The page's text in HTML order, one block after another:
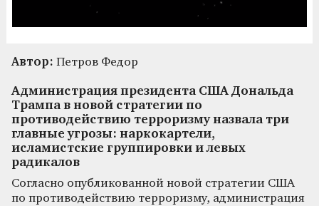
Автор: Петров Федор
Администрация президента США Дональда
Трампа в новой стратегии по
противодействию терроризму назвала три
главные угрозы: наркокартели,
исламистские группировки и левых
радикалов
Согласно опубликованной новой стратегии США
по противодействию терроризму, администрация